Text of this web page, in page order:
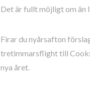
Det är fullt möjligt om än
Firar du nyårsafton
tretimmarsflight till
nya året.